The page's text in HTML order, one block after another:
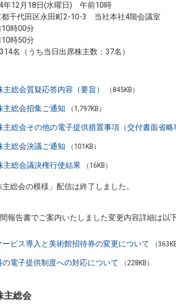
年12月18日(水曜日) 午前10時
都千代田区永田町2-10-3 当社本社4階会議室
時00分
時50分
名（うち当日出席株主数：37名）
総会質疑応答内容（要旨） （845KB）
主総会招集ご通知 （1,797KB）
総会その他の電子提供措置事項（交付書面省略
主総会決議ご通知 （101KB）
主総会議決権行使結果 （16KB）
主総会の模様」配信は終了しました。
報告書でご案内いたしました変更内容詳細は以
ービス導入と美術館招待券の変更について （
電子提供制度への対応について （228KB）
主総会